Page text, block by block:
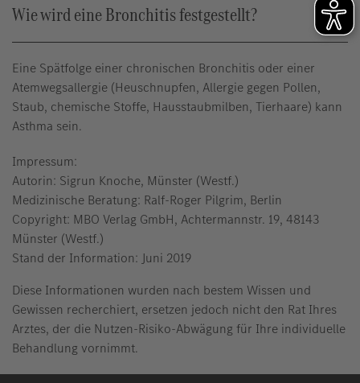
Wie wird eine Bronchitis festgestellt?
Eine Spätfolge einer chronischen Bronchitis oder einer
Atemwegsallergie (Heuschnupfen, Allergie gegen Pollen,
Staub, chemische Stoffe, Hausstaubmilben, Tierhaare) kann
Asthma sein.
Impressum:
Autorin: Sigrun Knoche, Münster (Westf.)
Medizinische Beratung: Ralf-Roger Pilgrim, Berlin
Copyright: MBO Verlag GmbH, Achtermannstr. 19, 48143
Münster (Westf.)
Stand der Information: Juni 2019
Diese Informationen wurden nach bestem Wissen und
Gewissen recherchiert, ersetzen jedoch nicht den Rat Ihres
Arztes, der die Nutzen-Risiko-Abwägung für Ihre individuelle
Behandlung vornimmt.